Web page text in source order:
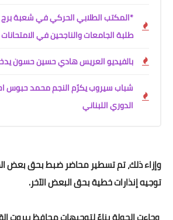
*المكتب الطلابي الحركي في شعبة
طلبة الجامعات والناجحين في
بالفيديو العريس هادي حسين حسون
شباب سيروب يكرّم النجم محمد حبوس
الدوري اللبناني
وإزاء ذلك، تم تسطير محاضر ضبط بحق بعض
توجيه إنذارات خطية بحق البعض الآخر.